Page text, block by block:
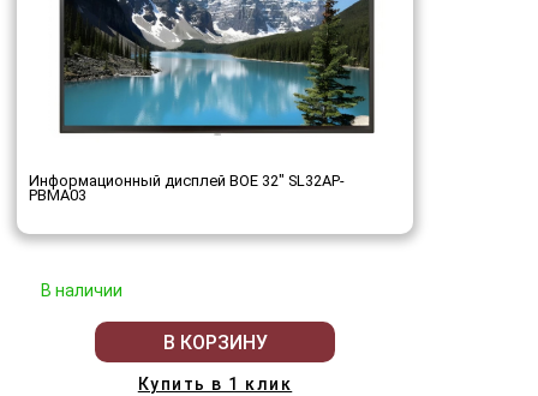
Информационный дисплей BOE 32" SL32AP-
PBMA03
В наличии
В КОРЗИНУ
Купить в 1 клик